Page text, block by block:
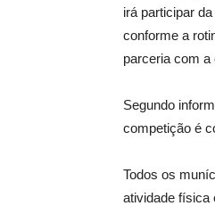
irá participar
conforme a
parceria com a
Segundo
competição é
Todos os
atividade física